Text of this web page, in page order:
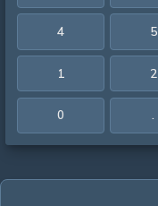
4 5
1 2
0 .